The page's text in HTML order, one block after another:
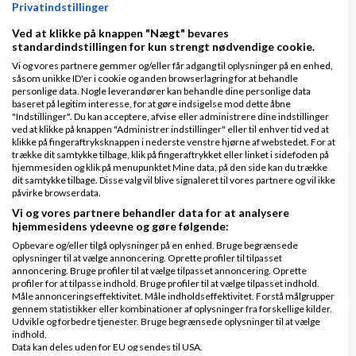
Nyeste indlægafModeXL,den 02-02-2026 kl.
01:55
1 svar
Konvertere hjemmeside til App
Vedsø
16:37
4 svar
photoshop hjælp - billedereducering pixeleret -
Privatindstillinger
Ved at klikke på knappen "Nægt" bevares
standardindstillingen for kun strengt nødvendige cookie.
Vi og vores partnere gemmer og/eller får adgang til oplysninger på en enhed,
såsom unikke ID'er i cookie og anden browserlagring for at behandle
personlige data. Nogle leverandører kan behandle dine personlige data
baseret på legitim interesse, for at gøre indsigelse mod dette åbne
"Indstillinger". Du kan acceptere, afvise eller administrere dine indstillinger
ved at klikke på knappen "Administrer indstillinger" eller til enhver tid ved at
klikke på fingeraftryksknappen i nederste venstre hjørne af webstedet. For at
trække dit samtykke tilbage, klik på fingeraftrykket eller linket i sidefoden på
hjemmesiden og klik på menupunktet Mine data, på den side kan du trække
dit samtykke tilbage. Disse valg vil blive signaleret til vores partnere og vil ikke
påvirke browserdata.
Vi og vores partnere behandler data for at analysere
hjemmesidens ydeevne og gøre følgende:
Opbevare og/eller tilgå oplysninger på en enhed. Bruge begrænsede
oplysninger til at vælge annoncering. Oprette profiler til tilpasset
annoncering. Bruge profiler til at vælge tilpasset annoncering. Oprette
profiler for at tilpasse indhold. Bruge profiler til at vælge tilpasset indhold.
Måle annonceringseffektivitet. Måle indholdseffektivitet. Forstå målgrupper
gennem statistikker eller kombinationer af oplysninger fra forskellige kilder.
Udvikle og forbedre tjenester. Bruge begrænsede oplysninger til at vælge
indhold.
Data kan deles uden for EU og sendes til USA.